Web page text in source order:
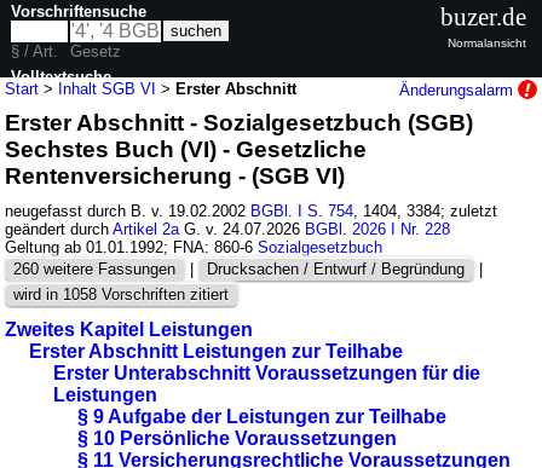
Start > Inhalt SGB VI >Erster Abschnitt Änderungsalarm
Erster Abschnitt - Sozialgesetzbuch (SGB)
Sechstes Buch (VI) - Gesetzliche
Rentenversicherung - (SGB VI)
neugefasst durch B. v. 19.02.2002 BGBl. I S. 754 , 1404, 3384; zuletzt
geändert durchArtikel 2a G. v. 24.07.2026 BGBl. 2026 I Nr. 228
Geltung ab 01.01.1992; FNA: 860-6Sozialgesetzbuch
260 weitere Fassungen
| Drucksachen / Entwurf / Begründung
|
wird in 1058 Vorschriften zitiert
Zweites Kapitel Leistungen
Erster Abschnitt Leistungen zur Teilhabe
Erster Unterabschnitt Voraussetzungen für die
Leistungen
§ 9 Aufgabe der Leistungen zur Teilhabe
§ 10 Persönliche Voraussetzungen
§ 11 Versicherungsrechtliche Voraussetzungen
Vorschriftensuche
§ / Art.
Gesetz
Volltextsuche
nur in SGB VI
buzer.de
Normalansicht